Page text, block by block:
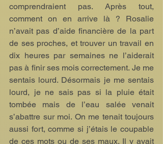
comprendraient pas. Après tout,
comment on en arrive là ? Rosalie
n’avait pas d’aide financière de la part
de ses proches, et trouver un travail en
dix heures par semaines ne l’aiderait
pas à finir ses mois correctement. Je me
sentais lourd. Désormais je me sentais
lourd, je ne sais pas si la pluie était
tombée mais de l’eau salée venait
s’abattre sur moi. On me tenait toujours
aussi fort, comme si j’étais le coupable
de ces mots ou de ses maux. Il y avait